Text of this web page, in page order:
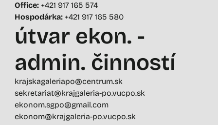
Office: +421 917 165 574
Hospodárka: +421 917 165 580
útvar ekon. -
admin. činností
krajskagaleriapo@centrum.sk
sekretariat@krajgaleria-po.vucpo.sk
ekonom.sgpo@gmail.com
ekonom@krajgaleria-po.vucpo.sk